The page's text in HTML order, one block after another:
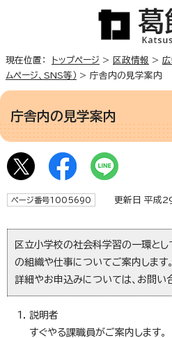
現在位置： トップページ > 区政情報 > 広
ムページ、SNS等） > 庁舎内の見学案内
庁舎内の見学案内
ページ番号1005690 更新日 平成
区立小学校の社会科学習の一環とし
の組織や仕事についてご案内します。
詳細やお申込みについては、お問い
説明者
すぐやる課職員がご案内します。